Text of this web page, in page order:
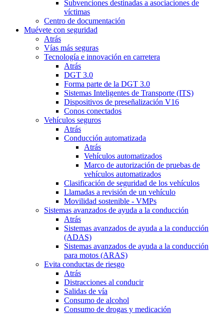
Subvenciones destinadas a asociaciones de
víctimas
Centro de documentación
Muévete con seguridad
Atrás
Vías más seguras
Tecnología e innovación en carretera
Atrás
DGT 3.0
Forma parte de la DGT 3.0
Sistemas Inteligentes de Transporte (ITS)
Dispositivos de preseñalización V16
Conos conectados
Vehículos seguros
Atrás
Conducción automatizada
Atrás
Vehículos automatizados
Marco de autorización de pruebas de
vehículos automatizados
Clasificación de seguridad de los vehículos
Llamadas a revisión de un vehículo
Movilidad sostenible - VMPs
Sistemas avanzados de ayuda a la conducción
Atrás
Sistemas avanzados de ayuda a la conducción
(ADAS)
Sistemas avanzados de ayuda a la conducción
para motos (ARAS)
Evita conductas de riesgo
Atrás
Distracciones al conducir
Salidas de vía
Consumo de alcohol
Consumo de drogas y medicación